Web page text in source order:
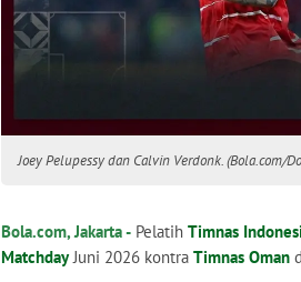
Joey Pelupessy dan Calvin Verdonk. (Bola.com/
Bola.com, Jakarta - Pelatih Timnas
MatchdayJuni 2026 kontra Timnas Oman